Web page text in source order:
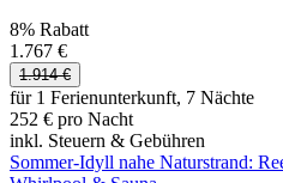
8% Rabatt
1.767 €
1.914 €
für 1 Ferienunterkunft, 7 Nächte
252 € pro Nacht
inkl. Steuern & Gebühren
Sommer-Idyll nahe Naturstrand: